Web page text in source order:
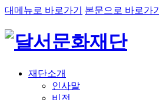
대메뉴로 바로가기 본문으로 바로가기
재단소개
인사말
비전